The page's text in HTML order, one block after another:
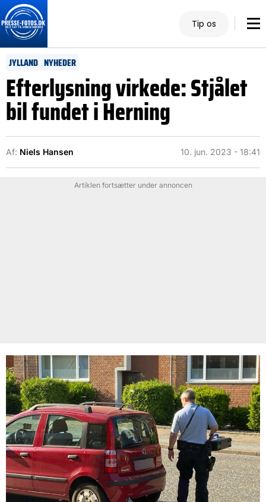
Tip os
JYLLAND NYHEDER
Efterlysning virkede: Stjålet
bil fundet i Herning
Af: Niels Hansen 10. jun. 2023 - 18:41
Artiklen fortsætter under annoncen